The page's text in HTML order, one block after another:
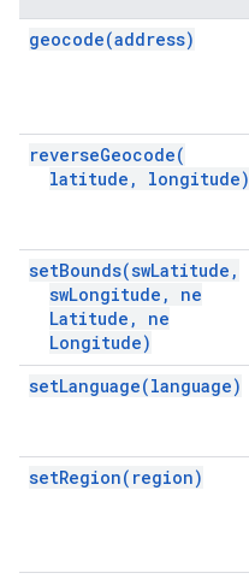
geocode(address)
reverseGeocode(
latitude , longitude)
setBounds(swLatitude ,
swLongitude ,
ne
Latitude ,
ne
Longitude)
setLanguage(language)
setRegion( region)